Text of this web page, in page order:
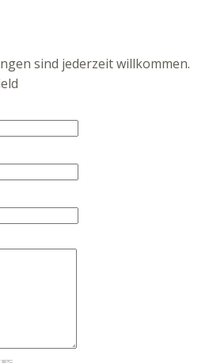
sind jederzeit willkommen.